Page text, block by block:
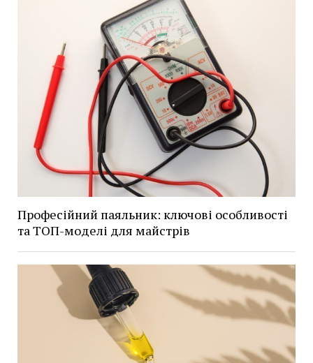
Професійний паяльник: ключові особливості
та ТОП-моделі для майстрів